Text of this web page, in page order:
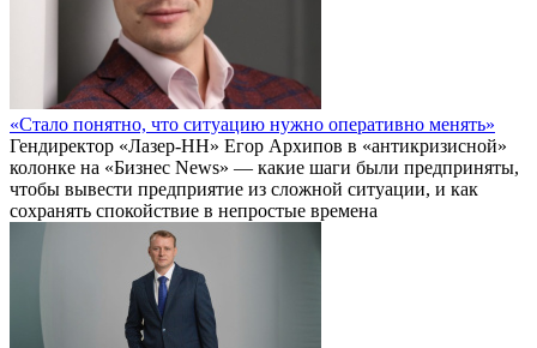
«Стало понятно, что ситуацию нужно оперативно менять»
Гендиректор «Лазер-НН» Егор Архипов в «антикризисной»
колонке на «Бизнес News» — какие шаги были предприняты,
чтобы вывести предприятие из сложной ситуации, и как
сохранять спокойствие в непростые времена